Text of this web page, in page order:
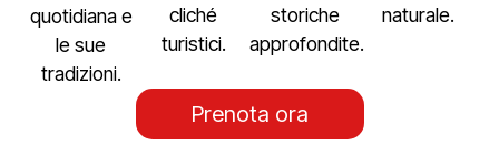
quotidiana e
le sue
tradizioni.
cliché
turistici.
storiche
approfondite.
naturale.
Prenota ora